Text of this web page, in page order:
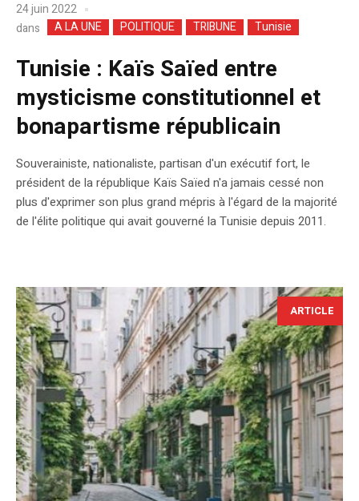
24 juin 2022
dans
A LA UNE POLITIQUE TRIBUNE Tunisie
Tunisie : Kaïs Saïed entre
mysticisme constitutionnel et
bonapartisme républicain
Souverainiste, nationaliste, partisan d'un exécutif fort, le
président de la république Kaïs Saïed n'a jamais cessé non
plus d'exprimer son plus grand mépris à l'égard de la majorité
de l'élite politique qui avait gouverné la Tunisie depuis 2011.
ARTICLE